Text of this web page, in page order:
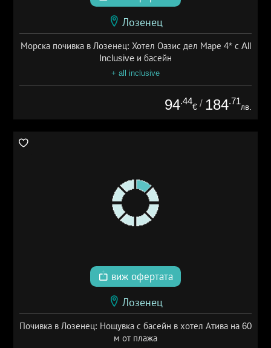
Лозенец
Морска почивка в Лозенец: Хотел Оазис дел Маре 4* с All
Inclusive и басейн
+ all inclusive
94.44
€ / 184.71
лв.
виж офертата
Лозенец
Почивка в Лозенец: Нощувка с басейн в хотел Атива на 60
м от плажа